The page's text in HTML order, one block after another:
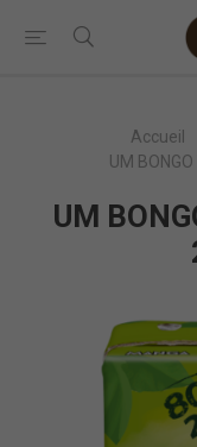
Accueil
UM
UM